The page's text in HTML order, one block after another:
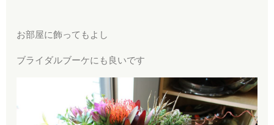
お部屋に飾ってもよし
ブライダルブーケにも良いです